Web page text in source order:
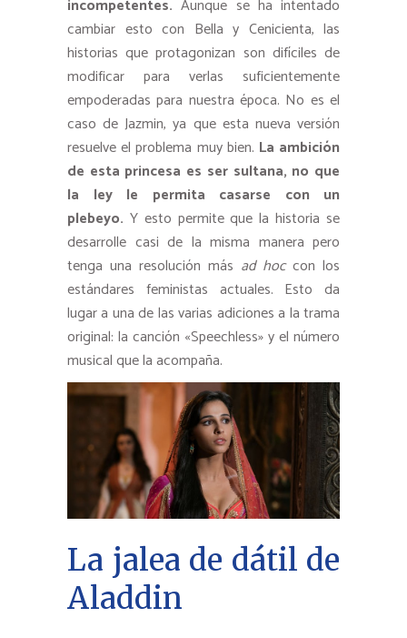
incompetentes. Aunque se ha intentado
cambiar esto con Bella y Cenicienta, las
historias que protagonizan son difíciles de
modificar para verlas suficientemente
empoderadas para nuestra época. No es el
caso de Jazmin, ya que esta nueva versión
resuelve el problema muy bien. La ambición
de esta princesa es ser sultana, no que
la ley le permita casarse con un
plebeyo. Y esto permite que la historia se
desarrolle casi de la misma manera pero
tenga una resolución más ad hoccon los
estándares feministas actuales. Esto da
lugar a una de las varias adiciones a la trama
original: la canción «Speechless» y el número
musical que la acompaña.
La jalea de dátil de
Aladdin